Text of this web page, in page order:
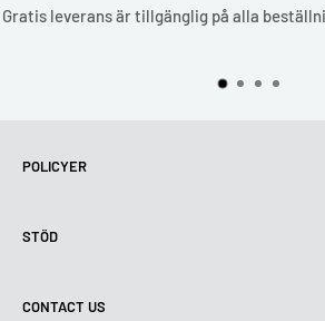
Gratis leverans är tillgänglig på alla
POLICYER
Användning av cookies (GDPR)
Leveransvillkor
STÖD
Kontakta oss
CONTACT US